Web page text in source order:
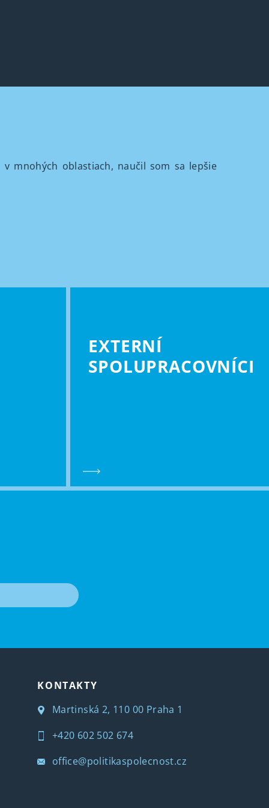
mnohých oblastiach, naučil som sa lepšie
EXTERNÍ
SPOLU­PRACOVNÍCI
KONTAKTY
Martinská 2, 110 00 Praha 1
+420 602 502 674
office@politikaspolecnost.cz